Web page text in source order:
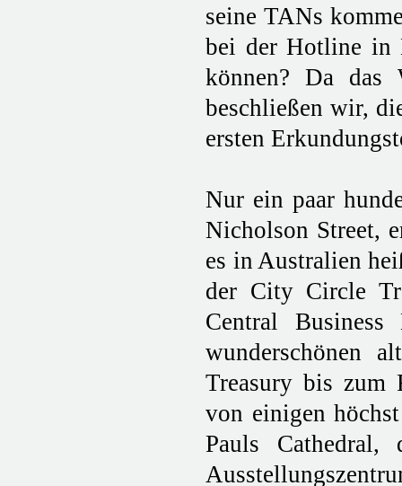
seine TANs
bei der Hotline in
können? Da das
beschließen wir,
ersten
Nur ein paar
Nicholson Street,
es in Australien
der City Circle
Central
wunderschönen
Treasury bis zum
von einigen
Pauls Cathedral,